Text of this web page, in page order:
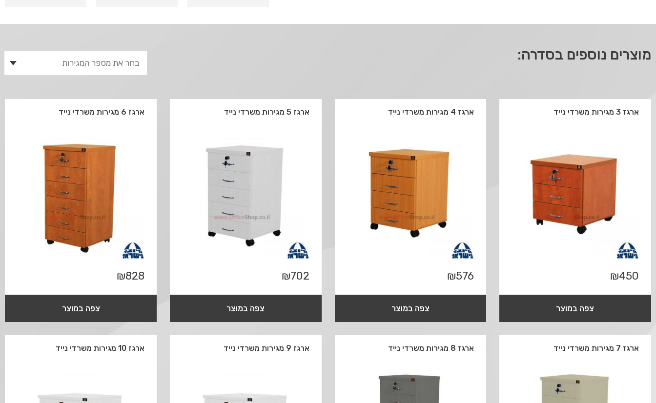
מוצרים נוספים בסדרה:
ארגז 3 מגירות משרדי נייד
₪450
צפה במוצר
ארגז 4 מגירות משרדי נייד
₪576
צפה במוצר
ארגז 5 מגירות משרדי נייד
₪702
צפה במוצר
ארגז 6 מגירות משרדי נייד
₪828
צפה במוצר
ארגז 7 מגירות משרדי נייד ארגז 8 מגירות משרדי נייד ארגז 9 מגירות משרדי נייד ארגז 10 מגירות משרדי נייד